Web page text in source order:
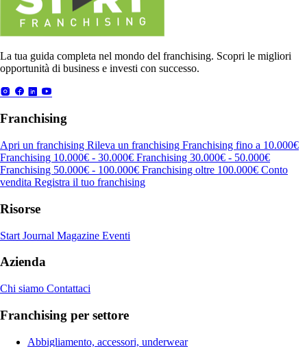
La tua guida completa nel mondo del franchising. Scopri le migliori
opportunità di business e investi con successo.
Franchising
Apri un franchising Rileva un franchising Franchising fino a 10.000€
Franchising 10.000€ - 30.000€ Franchising 30.000€ - 50.000€
Franchising 50.000€ - 100.000€ Franchising oltre 100.000€ Conto
vendita Registra il tuo franchising
Risorse
Start Journal Magazine Eventi
Azienda
Chi siamo Contattaci
Franchising per settore
Abbigliamento, accessori, underwear